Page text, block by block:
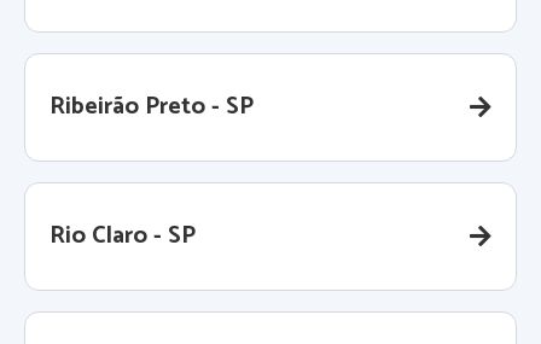
Ribeirão Preto - SP
Rio Claro - SP